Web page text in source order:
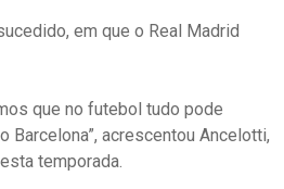
em que o Real Madrid
que no futebol tudo pode
acrescentou Ancelotti,
temporada.